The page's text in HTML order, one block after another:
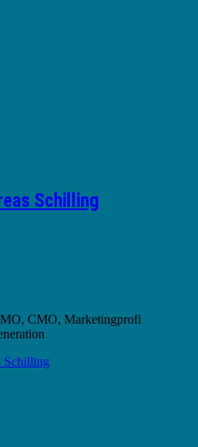
Schilling
CMO, Marketingprofi
Schilling